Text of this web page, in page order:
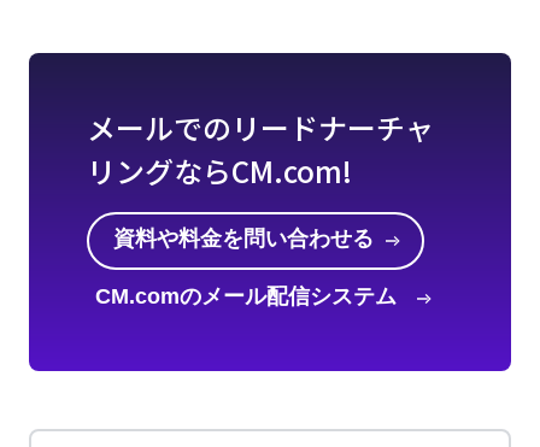
メールでのリードナーチャ
リングならCM.com!
資料や料金を問い合わせる
CM.comのメール配信システム